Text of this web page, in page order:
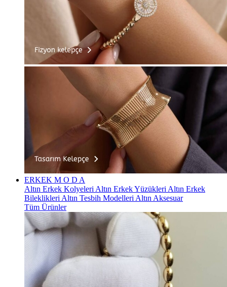
ERKEK M O D A
Altın Erkek Kolyeleri Altın Erkek Yüzükleri Altın Erkek
Bileklikleri Altın Tesbih Modelleri Altın Aksesuar
Tüm Ürünler